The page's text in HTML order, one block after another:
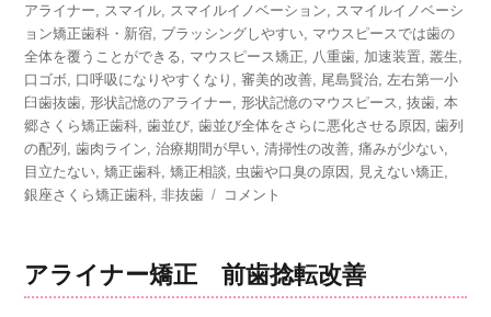
リ
ー
アライナー
スマイル スマイルイノベーション
スマイルイノベーシ
ョン矯正歯科・新宿 ブラッシングしやすい マウスピースでは歯の
全体を覆うことができる
マウスピース矯正 八重歯 加速装置 ,叢生
口ゴボ
口呼吸になりやすくなり ,審美的改善 尾島賢治 左右第一小
臼歯抜歯 ,形状記憶のアライナー ,形状記憶のマウスピース ,抜歯 ,本
郷さくら矯正歯科 ,歯並び ,歯並び全体をさらに悪化させる原因 ,歯列
の配列 ,歯肉ライン ,治療期間が早い ,清掃性の改善 ,痛みが少ない
目立たない ,矯正歯科 ,矯正相談 虫歯や口臭の原因 見えない矯正
銀座さくら矯正歯科 ,非抜歯
マ
ピ
ー
コメント
アライナー矯正 前歯捻転改善